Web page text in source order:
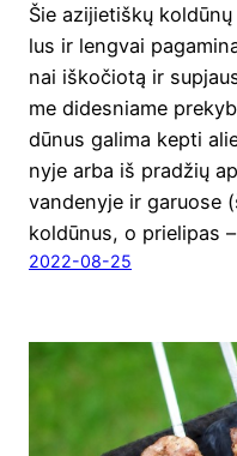
Šie azi­jie­tiš­kų
lus ir leng­vai
nai iško­čio­tą ir
me dides­nia­me
dū­nus gali­ma kep­ti
ny­je arba iš pra­džių
van­de­ny­je ir garuo­se
kol­dū­nus, o prie­li­pas
2022-08-25